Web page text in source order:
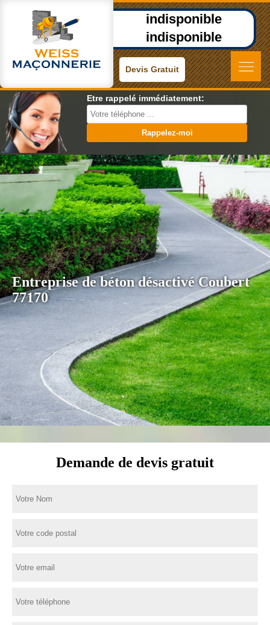
indisponible
indisponible
Devis Gratuit
Etre rappelé immédiatement:
Entreprise de béton désactivé Coubert
77170
Demande de devis gratuit